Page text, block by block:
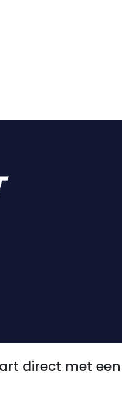
direct met